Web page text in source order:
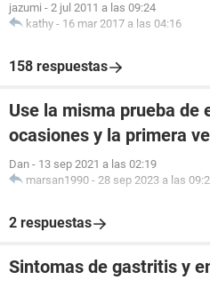
jazumi - 2 jul 2011 a las 09:24
kathy - 16 mar 2017 a las 04:16
158 respuestas
Use la misma prueba de
ocasiones y la primera
Dan - 13 sep 2021 a las 02:19
marsan1990 - 28 sep 2023 a las
2 respuestas
Sintomas de gastritis y